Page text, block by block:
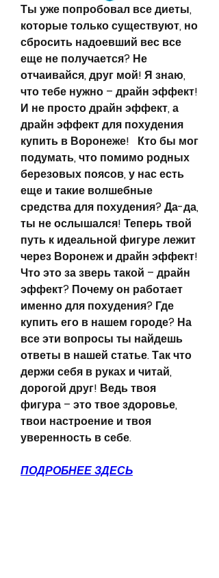
Ты уже попробовал все диеты,
которые только существуют, но
сбросить надоевший вес все
еще не получается? Не
отчаивайся, друг мой! Я знаю,
что тебе нужно – драйн эффект!
И не просто драйн эффект, а
драйн эффект для похудения
купить в Воронеже!   Кто бы мог
подумать, что помимо родных
березовых поясов, у нас есть
еще и такие волшебные
средства для похудения? Да-да,
ты не ослышался! Теперь твой
путь к идеальной фигуре лежит
через Воронеж и драйн эффект!
Что это за зверь такой – драйн
эффект? Почему он работает
именно для похудения? Где
купить его в нашем городе? На
все эти вопросы ты найдешь
ответы в нашей статье. Так что
держи себя в руках и читай,
дорогой друг! Ведь твоя
фигура – это твое здоровье,
твои настроение и твоя
уверенность в себе.
ПОДРОБНЕЕ ЗДЕСЬ